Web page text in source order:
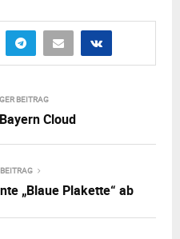
BEITRAG
Cloud
„Blaue Plakette“ ab